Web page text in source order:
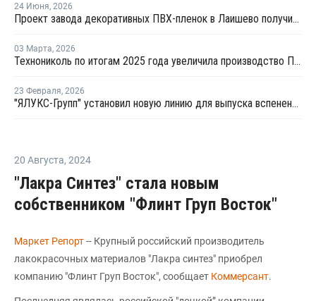
24 Июня, 2026
Проект завода декоративных ПВХ-пленок в Лаишево получил заключение госэкспертизы
03 Марта, 2026
Технониколь по итогам 2025 года увеличила производство ПВХ-мембран
23 Февраля, 2026
"ЯЛУКС-Групп" установил новую линию для выпуска вспененных ПВХ-листов
20 Августа, 2024
"Лакра Синтез" стала новым
собственником "Флинт Груп Восток"
Маркет Репорт-- Крупный российский производитель
лакокрасочных материалов "Лакра синтез" приобрел
компанию "Флинт Груп Восток", сообщает Коммерсант.